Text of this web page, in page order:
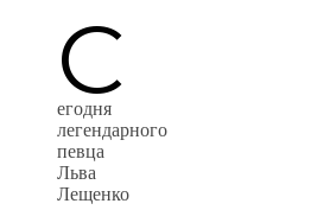
С
егодня
легендарного
певца
Льва
Лещенко